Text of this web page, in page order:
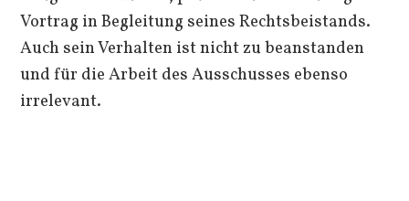
Vortrag in Begleitung seines Rechtsbeistands.
Auch sein Verhalten ist nicht zu beanstanden
und für die Arbeit des Ausschusses ebenso
irrelevant.